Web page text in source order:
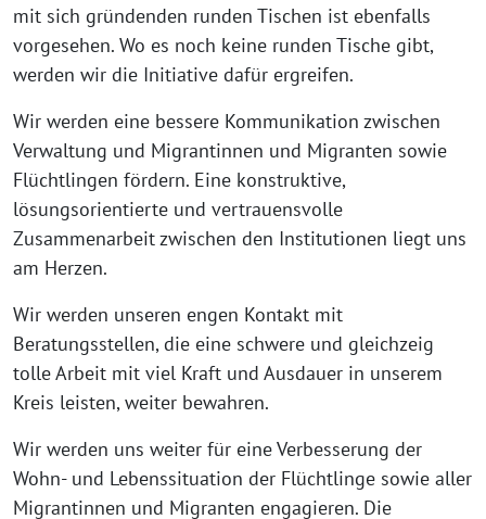
mit sich gründenden runden Tischen ist ebenfalls
vorgesehen. Wo es noch keine runden Tische gibt,
werden wir die Initiative dafür ergreifen.
Wir werden eine bessere Kommunikation zwischen
Verwaltung und Migrantinnen und Migranten sowie
Flüchtlingen fördern. Eine konstruktive,
lösungsorientierte und vertrauensvolle
Zusammenarbeit zwischen den Institutionen liegt uns
am Herzen.
Wir werden unseren engen Kontakt mit
Beratungsstellen, die eine schwere und gleichzeig
tolle Arbeit mit viel Kraft und Ausdauer in unserem
Kreis leisten, weiter bewahren.
Wir werden uns weiter für eine Verbesserung der
Wohn- und Lebenssituation der Flüchtlinge sowie aller
Migrantinnen und Migranten engagieren. Die